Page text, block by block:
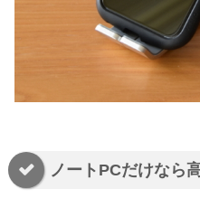
ノートPCだけなら